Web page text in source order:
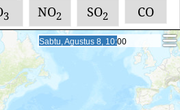
3 NO2 SO2 CO
Sabtu, Agustus 8, 23:00
Sabtu, Agustus 8, 23:00